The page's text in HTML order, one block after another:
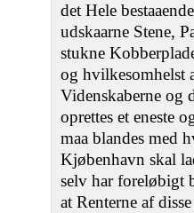
det Hele
udskaarne Stene,
stukne
og hvilkesomhelst
Videnskaberne og
oprettes et eneste
maa blandes med
Kjøbenhavn skal
selv har foreløbigt
at Renterne af